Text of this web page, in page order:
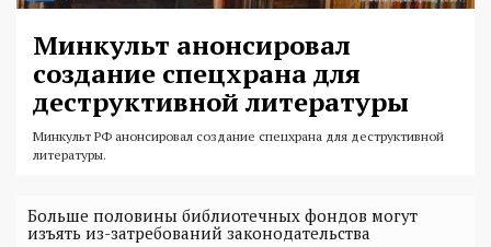
Минкульт анонсировал
создание спецхрана для
деструктивной литературы
Минкульт РФ анонсировал создание спецхрана для деструктивной
литературы.
Больше половины библиотечных фондов могут
изъять из-затребований законодательства